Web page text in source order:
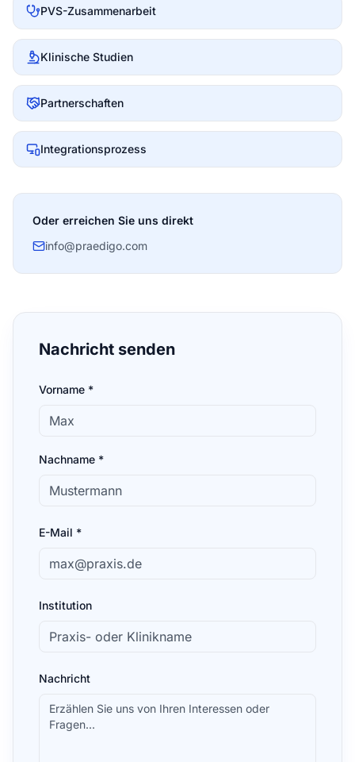
PVS-Zusammenarbeit
Klinische Studien
Partnerschaften
Integrationsprozess
Oder erreichen Sie uns direkt
info@praedigo.com
Nachricht senden
Vorname *
Nachname *
E-Mail *
Institution
Nachricht